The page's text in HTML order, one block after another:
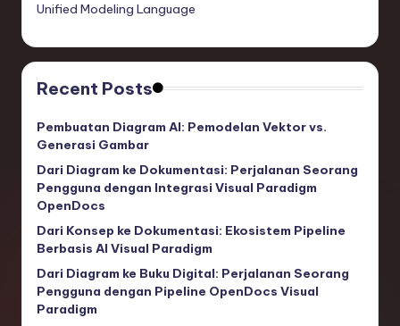
Unified Modeling Language
Recent Posts
Pembuatan Diagram AI: Pemodelan Vektor vs.
Generasi Gambar
Dari Diagram ke Dokumentasi: Perjalanan Seorang
Pengguna dengan Integrasi Visual Paradigm
OpenDocs
Dari Konsep ke Dokumentasi: Ekosistem Pipeline
Berbasis AI Visual Paradigm
Dari Diagram ke Buku Digital: Perjalanan Seorang
Pengguna dengan Pipeline OpenDocs Visual
Paradigm